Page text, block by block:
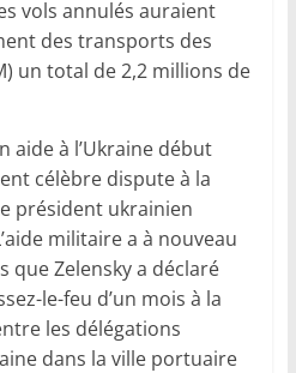
vols annulés auraient
des transports des
un total de 2,2 millions de
aide à l’Ukraine début
célèbre dispute à la
président ukrainien
militaire a à nouveau
que Zelensky a déclaré
le-feu d’un mois à la
les délégations
dans la ville portuaire